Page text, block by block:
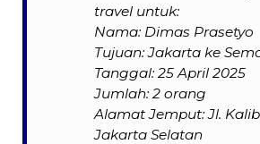
travel untuk:
Nama: Dimas Prasetyo
Tujuan: Jakarta ke
Tanggal: 25 April 2025
Jumlah: 2 orang
Alamat Jemput: Jl.
Jakarta Selatan